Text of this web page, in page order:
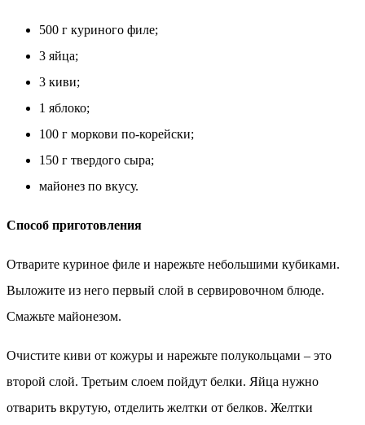
500 г куриного филе;
3 яйца;
3 киви;
1 яблоко;
100 г моркови по-корейски;
150 г твердого сыра;
майонез по вкусу.
Способ приготовления
Отварите куриное филе и нарежьте небольшими кубиками.
Выложите из него первый слой в сервировочном блюде.
Смажьте майонезом.
Очистите киви от кожуры и нарежьте полукольцами – это
второй слой. Третьим слоем пойдут белки. Яйца нужно
отварить вкрутую, отделить желтки от белков. Желтки